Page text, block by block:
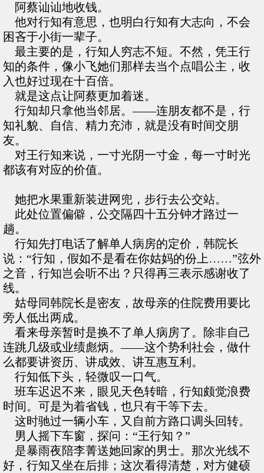
阿蔡讪讪地收钱。
他对行知有意思，也明白行知有大志向，不会
困吝于小街一辈子。
最主要的是，行知人穷志不短。不然，凭王行
知的条件，像小飞她们那样去当个点唱公主，收
入也好过现在十百倍。
就是这点让阿蔡更加着迷。
行知却只拿他当邻居。——连朋友都不是，行
知礼貌、自信、精力充沛，就是没有时间交朋
友。
对王行知来说，一寸光阴一寸金，每一寸时光
都该有对应的价值。
她把水果重新装进网兜，步行去公交站。
此处位置偏僻，公交隔四十五分钟才路过一
趟。
行知先打电话了解单人病房的定价，韩院长
说：“行知，假如不是看在你姑妈的份上……”弦外
之音，行知岂会听不出？只得再三表示感谢收了
线。
姑母同韩院长是密友，故母亲的住院费用要比
旁人低出两成。
看来母亲暂时是换不了单人病房了。除非自己
连跳几级或业绩彪炳。——这个势利社会，做什
么都要讲资历、讲成效、讲互惠互利。
行知低下头，轻微叹一口气。
班车迟迟不来，眼见天色转暗，行知颇觉浪费
时间。可是为着省钱，也只有干等下去。
这时驰过一辆小车，又自前方路口调头回转。
男人摇下车窗，探问：“王行知？”
是暴雨夜陪李菁送她回家的男士。那次光线不
好，行知又坐在后排；这次看得清楚，对方健硕